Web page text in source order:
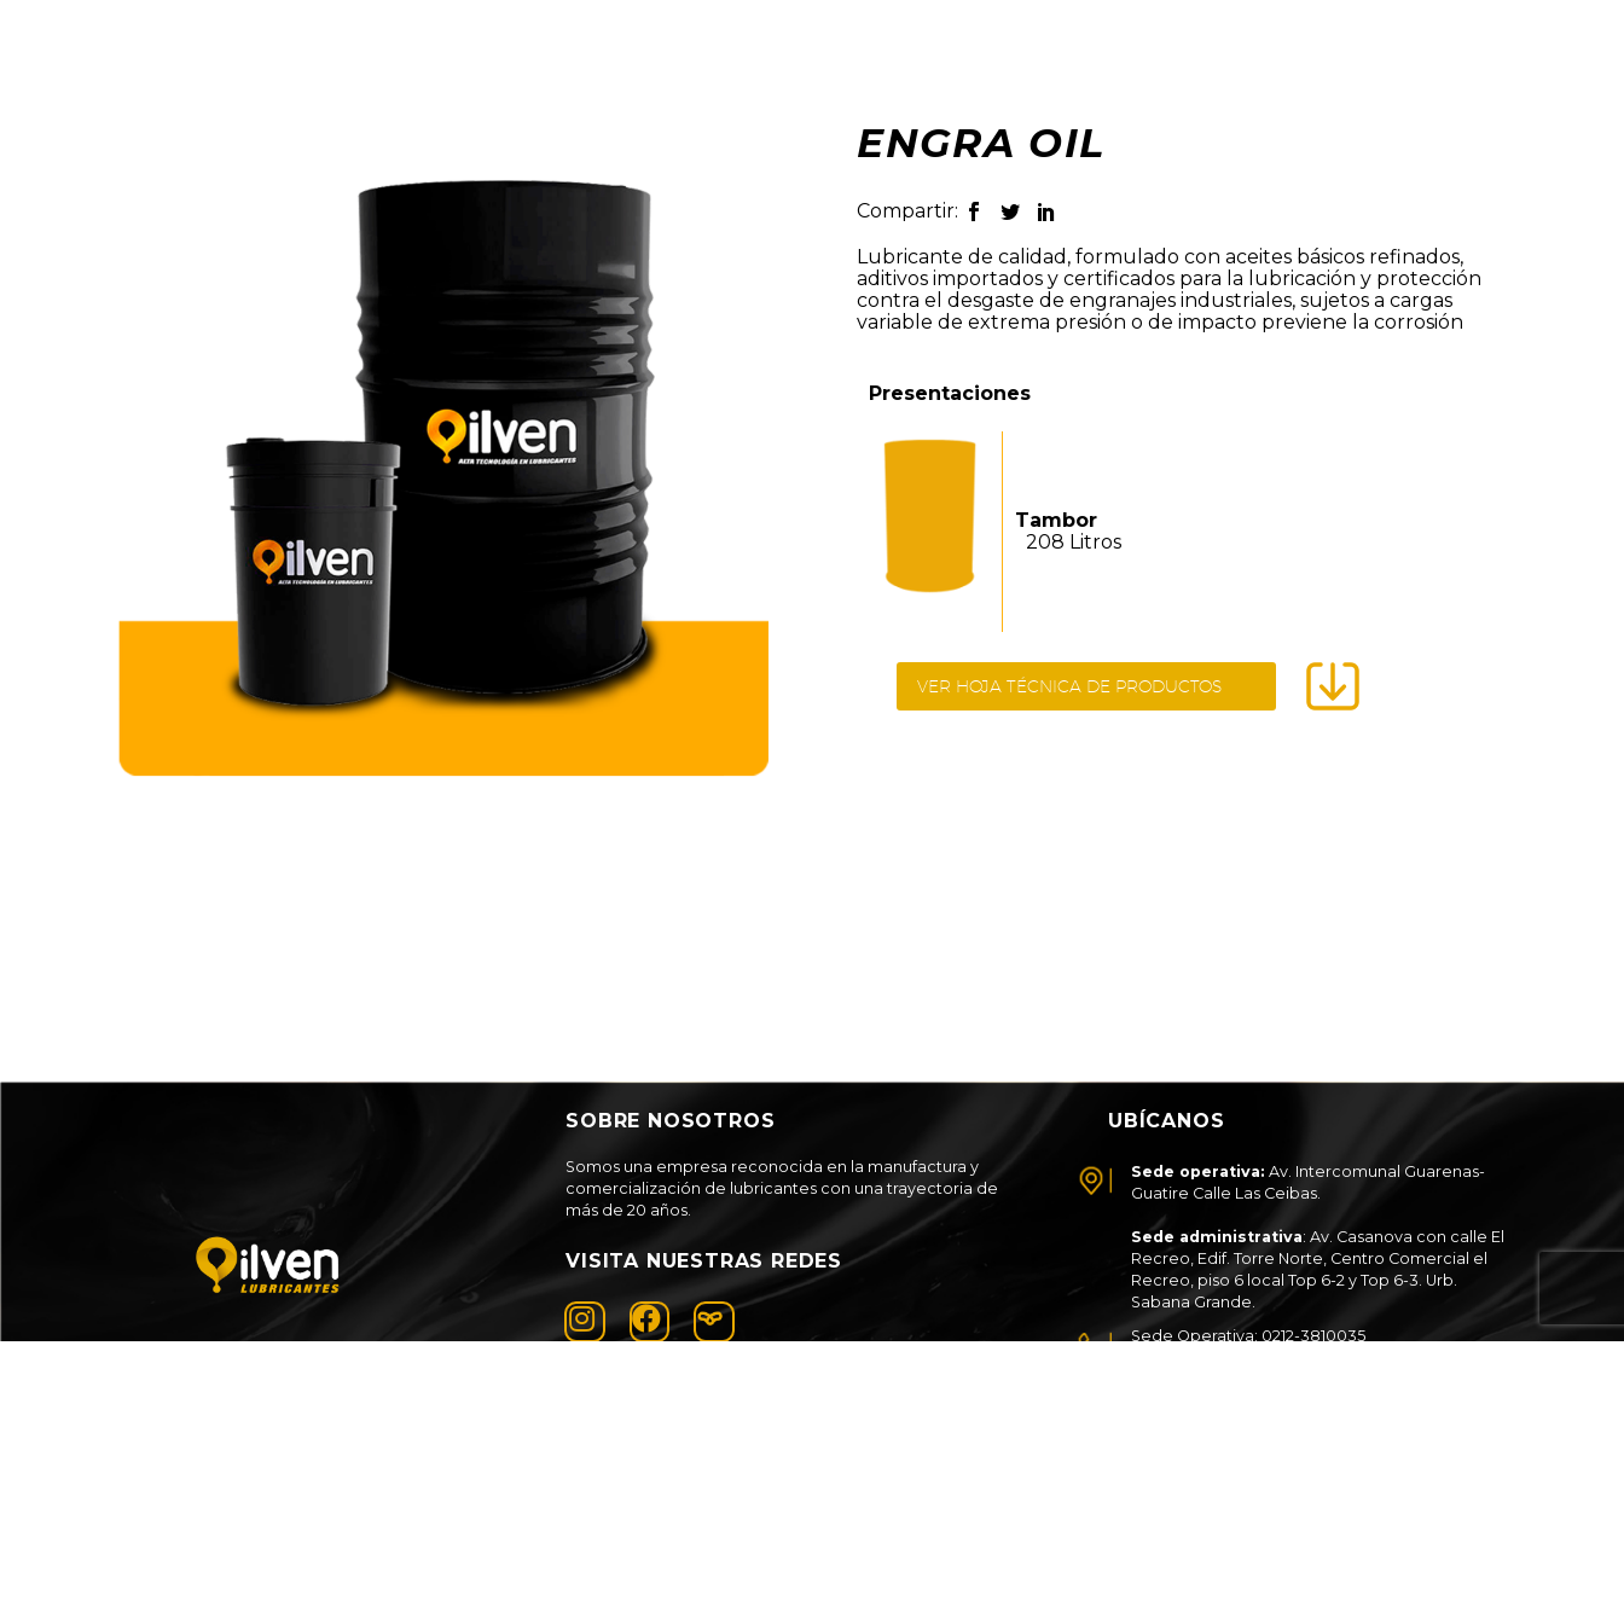
ENGRA OIL
Compartir:
Lubricante de calidad, formulado con aceites básicos refinados,
aditivos importados y certificados para la lubricación y protección
contra el desgaste de engranajes industriales, sujetos a cargas
variable de extrema presión o de impacto previene la corrosión
Presentaciones
Tambor
208 Litros
VER HOJA TÉCNICA DE PRODUCTOS
SOBRE NOSOTROS
Somos una empresa reconocida en la manufactura y
comercialización de lubricantes con una trayectoria de
más de 20 años.
VISITA NUESTRAS REDES
UBÍCANOS
Sede operativa: Av. Intercomunal Guarenas-
Guatire Calle Las Ceibas.
Sede administrativa: Av. Casanova con calle El
Recreo, Edif. Torre Norte, Centro Comercial el
Recreo, piso 6 local Top 6-2 y Top 6-3. Urb.
Sabana Grande.
Sede Operativa: 0212-3810035